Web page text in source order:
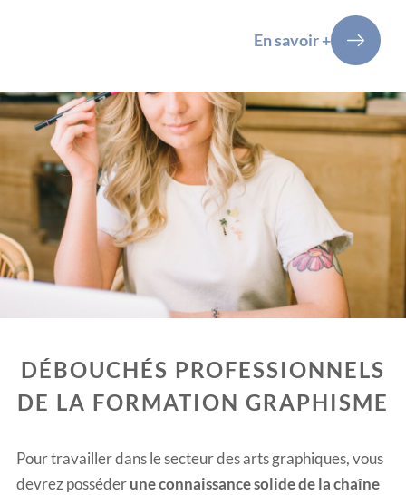
En savoir +
DÉBOUCHÉS PROFESSIONNELS
DE LA FORMATION GRAPHISME
Pour travailler dans le secteur des arts graphiques, vous
devrez posséder une connaissance solide de la chaîne